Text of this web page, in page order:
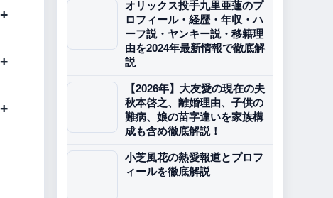
オリックス投手九里亜蓮のプ
ロフィール・経歴・年収・ハ
ーフ説・ヤンキー説・移籍理
由を2024年最新情報で徹底解
説
【2026年】大友愛の現在の夫
秋本啓之、離婚理由、子供の
難病、娘の苗字違いを家族構
成も含め徹底解説！
小芝風花の熱愛報道とプロフ
ィールを徹底解説